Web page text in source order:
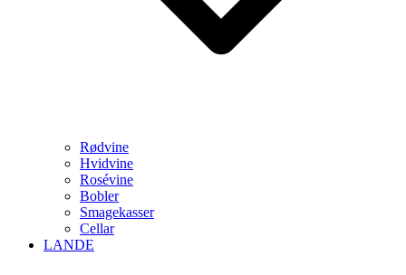
Rødvine
Hvidvine
Rosévine
Bobler
Smagekasser
Cellar
LANDE